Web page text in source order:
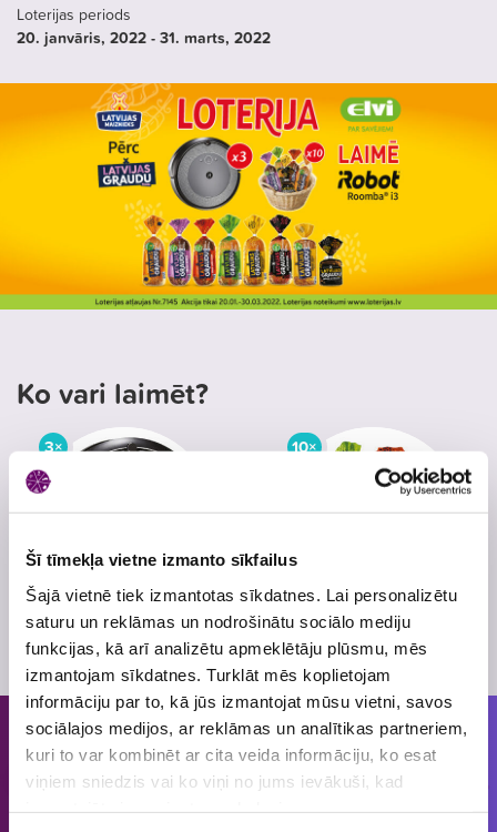
Šī tīmekļa vietne izmanto sīkfailus
Šajā vietnē tiek izmantotas sīkdatnes. Lai personalizētu
saturu un reklāmas un nodrošinātu sociālo mediju
funkcijas, kā arī analizētu apmeklētāju plūsmu, mēs
izmantojam sīkdatnes. Turklāt mēs koplietojam
informāciju par to, kā jūs izmantojat mūsu vietni, savos
sociālajos medijos, ar reklāmas un analītikas partneriem,
kuri to var kombinēt ar cita veida informāciju, ko esat
viņiem sniedzis vai ko viņi no jums ievākuši, kad
Loterijas periods
20. janvāris, 2022 - 31. marts, 2022
Ko vari laimēt?
3×
iRobot i3
10×
Latvijas Maiznieks
gardumu grozi
Cilvēkiem patīk piedalīties loterijās
un mums tās organizēt!